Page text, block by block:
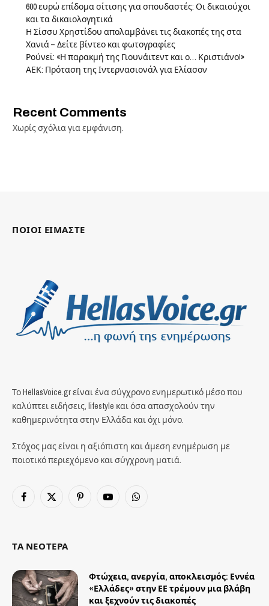
600 ευρώ επίδομα σίτισης για σπουδαστές: Οι δικαιούχοι
και τα δικαιολογητικά
Η Σίσσυ Χρηστίδου απολαμβάνει τις διακοπές της στα
Χανιά – Δείτε βίντεο και φωτογραφίες
Ρούνεϊ: «Η παρακμή της Γιουνάιτεντ και ο… Κριστιάνο!»
ΑΕΚ: Πρόταση της Ιντερνασιονάλ για Ελίασον
Recent Comments
Χωρίς σχόλια για εμφάνιση.
ΠΟΙΟΙ ΕΙΜΑΣΤΕ
Το HellasVoice.gr είναι ένα σύγχρονο ενημερωτικό μέσο που
καλύπτει ειδήσεις, lifestyle και όσα απασχολούν την
καθημερινότητα στην Ελλάδα και όχι μόνο.
Στόχος μας είναι η αξιόπιστη και άμεση ενημέρωση με
ποιοτικό περιεχόμενο και σύγχρονη ματιά.
Facebook
X
PinterestYouTubeWhatsApp
ΤΑ ΝΕΟΤΕΡΑ
Φτώχεια, ανεργία, αποκλεισμός: Εννέα
«Ελλάδες» στην ΕΕ τρέμουν μια βλάβη
και ξεχνούν τις διακοπές